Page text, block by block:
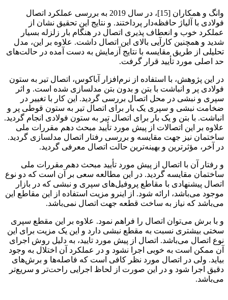
وانگ و همکاران [15]، در سال 2019 به بررسی عملکرد اتصال
فولادی با آلیاژ حافظه‌دار پرداختند. و نتایج این تحقیق نشان از
عملکرد خوب و انعطاف پذیری اتصال در هنگام بار زلزله بسیار
شدید و همچنین کارآیی بالای این اتصال داشت. علاوه بر این، مدل
تحلیلی از طریق مقایسه با نتایج آزمایش به دست آمده در حالت‌های
حد اصلی مورد تأیید قرار گرفت.
در این پژوهش، با استفاده از نرم‌افزار آباکوس، اتصال تیر به ستون
فولادی پر و انباشت با بتن و بدون بتن مدلسازی شده است. و اثر
سپری و نبشی در محل اتصال بررسی گردید. این کار با تغییر در
ضخامت نبشی و سپری یک بار برای اتصال تیر به ستون قوطی پر و
انباشت. با بتن و یک بار برای اتصال تیر به ستون فولادی انجام گردید.
علاوه بر این اتصالات از پیش مورد تأیید مبحث دهم مقررات ملی
ساختمان نیز جهت مقایسه و بررسی رفتار اتصال مدلسازی گردید.
در آخر، مؤثرترین و بهینه‌ترین حالت اتصال معرفی گردید.
و رفتار آن با اتصال از پیش مورد تأیید مبحث دهم مقررات ملی
ساختمان مقایسه گردید. در این مطالعه سعی بر آن است که دو نوع
اتصال پیشنهادی با مقاطع پروفیل‌های سپری و نبشی که در بازار
موجود می‌باشد، ارائه شود. از اینرو مزیت استفاده از این مقاطع این
می‌باشد که نیاز به ساخت قطعه جهت اتصال نمی‌باشد.
و با برش می‌توان اتصال را فراهم نمود. علاوه بر این مقطع سپری
سختی بیشتری نسبت به مقطع نبشی دارد و این یک مزیت برای این
نوع اتصال می‌باشد. اتصال از پیش مورد تایید، به دلیل روش اجرای
آن ممکن است به خوبی اجرا نشود و در عملکرد آن اختلال به وجود
بیاید. ولی در اتصال مورد نظر کافی است که فاصله‌ها و برش‌های
دقیق اجرا شود و در این صورت از لحاظ اجرایی راحت‌تر و سریع‌تر
می‌باشد.